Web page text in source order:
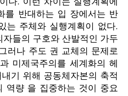
를 반대하는 입 장에서는 반
는 주체와 실행계획이 없다.
들의 구호와 산발적인 가두
러나 주도 권 교체의 문제로
미제국주의를 세계화의 헤
기 위해 공동체자본의 축적
역량 을 집중하는 것이 중요